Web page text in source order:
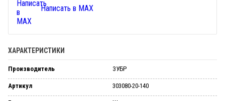
Написать в MAX
ХАРАКТЕРИСТИКИ
Производитель ЗУБР
Артикул 303080-20-140